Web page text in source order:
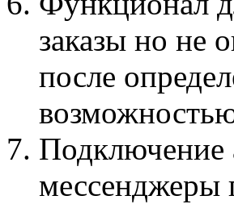
заказы но не
после
Подключение
мессенджеры